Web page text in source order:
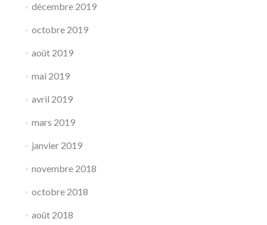
décembre 2019
octobre 2019
août 2019
mai 2019
avril 2019
mars 2019
janvier 2019
novembre 2018
octobre 2018
août 2018